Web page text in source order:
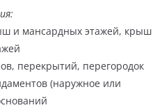
и мансардных этажей,
перекрытий, перегородок
(наружное или